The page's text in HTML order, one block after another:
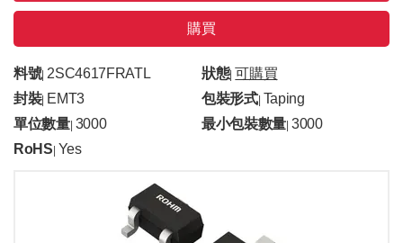
購買
料號|2SC4617FRATL 狀態| 可購買
封裝| EMT3 包裝形式| Taping
單位數量| 3000 最小包裝數量 |3000
RoHS Yes